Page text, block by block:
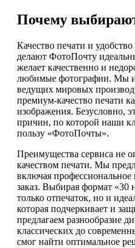
Почему
Качество печати и
делают ФотоПочту
желает качественно и
любимые фотографии. Мы
ведущих мировых
премиум-качество печати
изображения. Безусловно,
причин, по которой наши
пользу «ФотоПочты».
Преимущества сервиса не
качеством печати. Мы
включая профессиональное
заказ. Выбирая формат «30
только отпечаток, но и
которая подчеркивает и
предлагаем разнообразие
классических до
смог найти оптимальное